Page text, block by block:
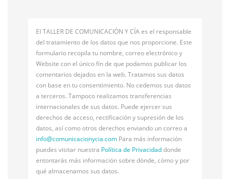
El TALLER DE COMUNICACIÓN Y CÍA es el responsable
del tratamiento de los datos que nos proporcione. Este
formulario recopila tu nombre, correo electrónico y
Website con el único fin de que podamos publicar los
comentarios dejados en la web. Tratamos sus datos
con base en tu consentimiento. No cedemos sus datos
a terceros. Tampoco realizamos transferencias
internacionales de sus datos. Puede ejercer sus
derechos de acceso, rectificación y supresión de los
datos, así como otros derechos enviando un correo a
info@comunicacionycia.com Para más información
puedes visitar nuestra Política de Privacidaddonde
entontarás más información sobre dónde, cómo y por
qué almacenamos sus datos.